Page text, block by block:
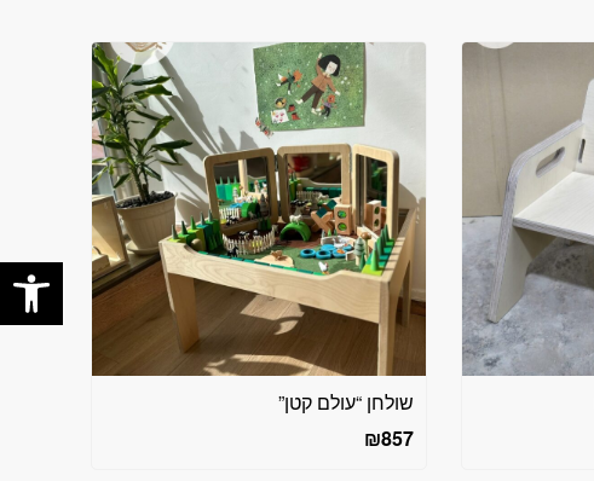
שולחן “עולם קטן”
₪857